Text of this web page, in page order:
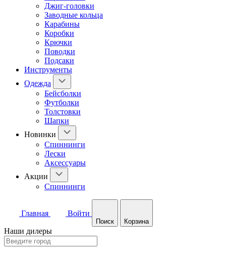
Джиг-головки
Заводные кольца
Карабины
Коробки
Крючки
Поводки
Подсаки
Инструменты
Одежда
Бейсболки
Футболки
Толстовки
Шапки
Новинки
Спиннинги
Лески
Аксессуары
Акции
Спиннинги
Главная Войти
Поиск Корзина
Наши дилеры